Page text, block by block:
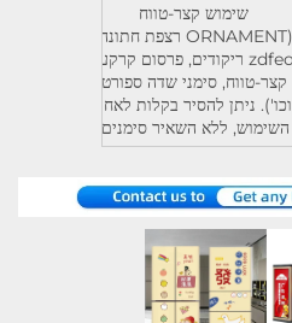
שימוש קצר-טווח
(ORNAMENT רצפת חתונה,
zdfeo ריקודים, פרסום קרקעי
קצר-טווח, סימני שדה ספורט
וכו'). ניתן להסיר בקלות לאחר
השימוש, ללא השאיר סימנים.